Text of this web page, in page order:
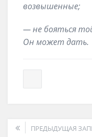
возвышенные;
— не бояться
Он может дать.
ПРЕДЫДУЩАЯ